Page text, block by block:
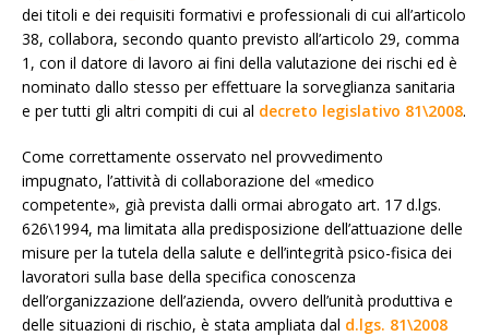
dei titoli e dei requisiti formativi e professionali di cui all’articolo
38, collabora, secondo quanto previsto all’articolo 29, comma
1, con il datore di lavoro ai fini della valutazione dei rischi ed è
nominato dallo stesso per effettuare la sorveglianza sanitaria
e per tutti gli altri compiti di cui al decreto legislativo 81\2008.
Come correttamente osservato nel provvedimento
impugnato, l’attività di collaborazione del «medico
competente», già prevista dalli ormai abrogato art. 17 d.lgs.
626\1994, ma limitata alla predisposizione dell’attuazione delle
misure per la tutela della salute e dell’integrità psico-fisica dei
lavoratori sulla base della specifica conoscenza
dell’organizzazione dell’azienda, ovvero dell’unità produttiva e
delle situazioni di rischio, è stata ampliata dal d.lgs. 81\2008